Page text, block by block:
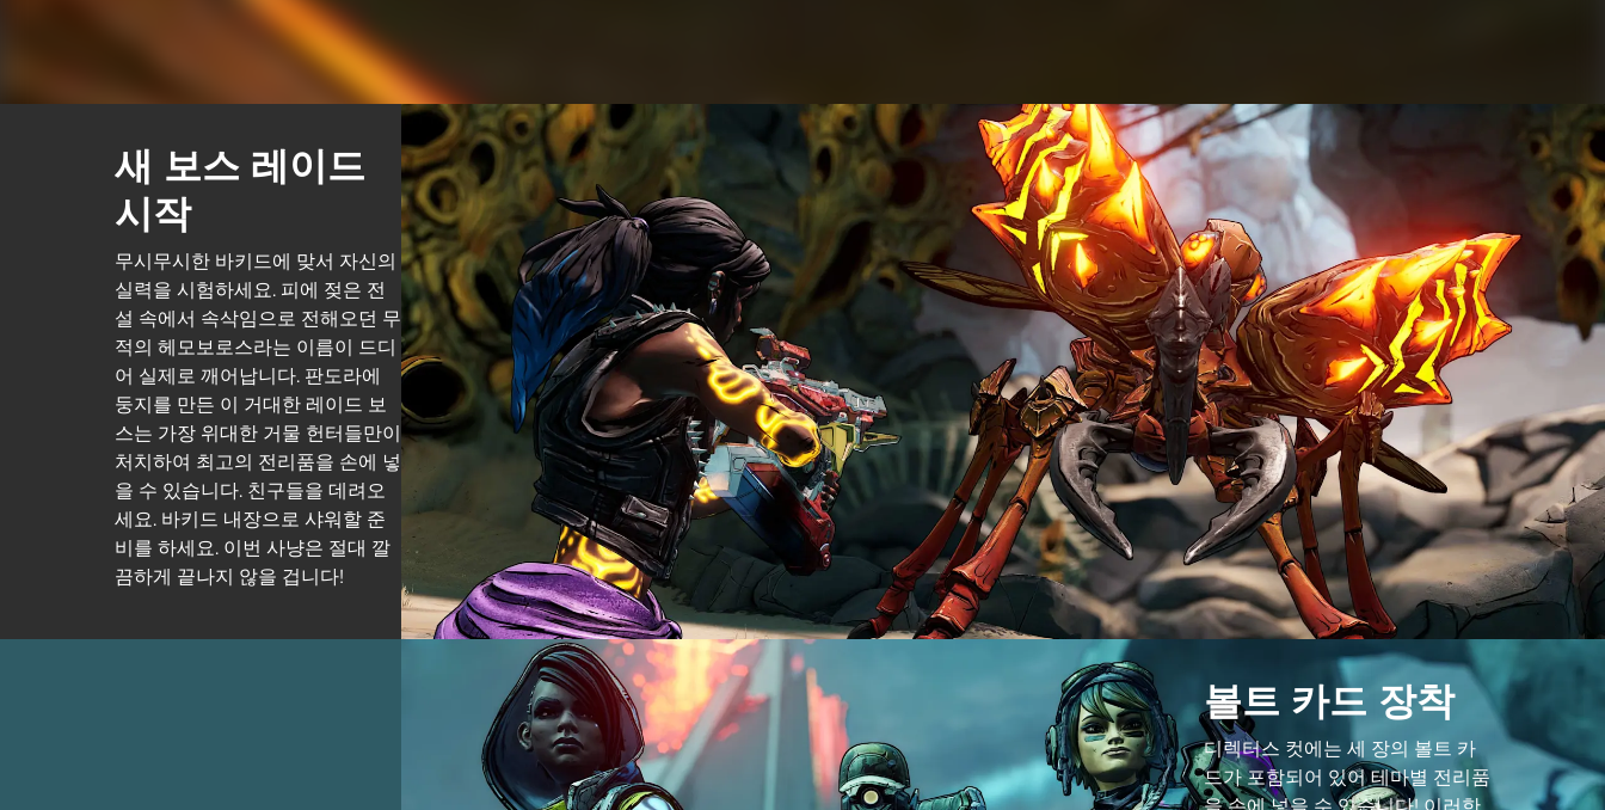
새 보스 레이드
시작
무시무시한 바키드에 맞서 자신의
실력을 시험하세요. 피에 젖은 전
설 속에서 속삭임으로 전해오던 무
적의 헤모보로스라는 이름이 드디
어 실제로 깨어납니다. 판도라에
둥지를 만든 이 거대한 레이드 보
스는 가장 위대한 거물 헌터들만이
처치하여 최고의 전리품을 손에 넣
을 수 있습니다. 친구들을 데려오
세요. 바키드 내장으로 샤워할 준
비를 하세요. 이번 사냥은 절대 깔
끔하게 끝나지 않을 겁니다!
볼트 카드 장착
디렉터스 컷에는 세 장의 볼트 카
드가 포함되어 있어 테마별 전리품